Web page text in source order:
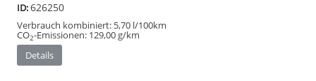
ID:626250
Verbrauch kombiniert: 5,70 l/100km
CO2-Emissionen: 129,00 g/km
Details